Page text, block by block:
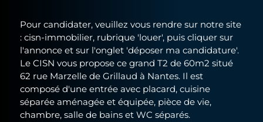
Pour candidater, veuillez vous rendre sur notre site
: cisn-immobilier, rubrique 'louer', puis cliquer sur
l'annonce et sur l'onglet 'déposer ma candidature'.
Le CISN vous propose ce grand T2 de 60m2 situé
62 rue Marzelle de Grillaud à Nantes. Il est
composé d'une entrée avec placard, cuisine
séparée aménagée et équipée, pièce de vie,
chambre, salle de bains et WC séparés.